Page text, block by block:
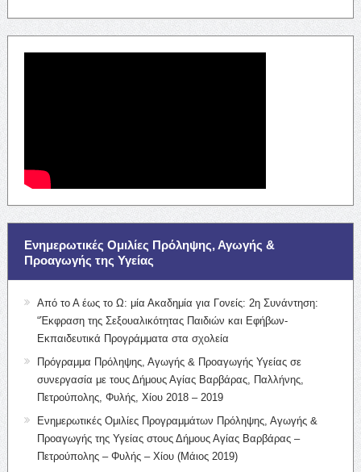
Ενημερωτικές Ομιλίες Πρόληψης, Αγωγής &
Προαγωγής της Υγείας
Από το Α έως το Ω: μία Ακαδημία για Γονείς: 2η Συνάντηση:
“Έκφραση της Σεξουαλικότητας Παιδιών και Εφήβων-
Εκπαιδευτικά Προγράμματα στα σχολεία
Πρόγραμμα Πρόληψης, Αγωγής & Προαγωγής Υγείας σε
συνεργασία με τους Δήμους Αγίας Βαρβάρας, Παλλήνης,
Πετρούπολης, Φυλής, Χίου 2018 – 2019
Ενημερωτικές Ομιλίες Προγραμμάτων Πρόληψης, Αγωγής &
Προαγωγής της Υγείας στους Δήμους Αγίας Βαρβάρας –
Πετρούπολης – Φυλής – Χίου (Μάιος 2019)